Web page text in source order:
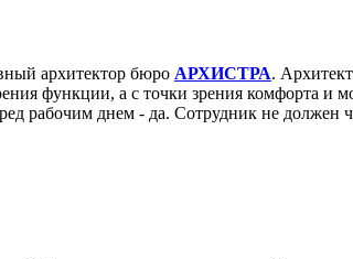
архитектор бюро АРХИСТРА.
функции, а с точки зрения комфорта
рабочим днем - да. Сотрудник не